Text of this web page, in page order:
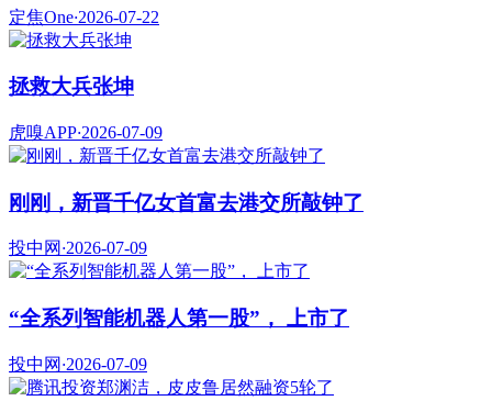
定焦One·2026-07-22
拯救大兵张坤
虎嗅APP·2026-07-09
刚刚，新晋千亿女首富去港交所敲钟了
投中网 ·2026-07-09
“全系列智能机器人第一股”， 上市了
投中网 ·2026-07-09